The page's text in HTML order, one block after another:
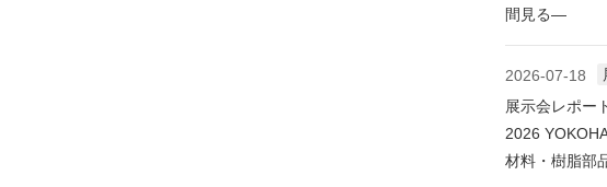
間見る―
2026-07-18
展示会レポー
2026
材料・樹脂部